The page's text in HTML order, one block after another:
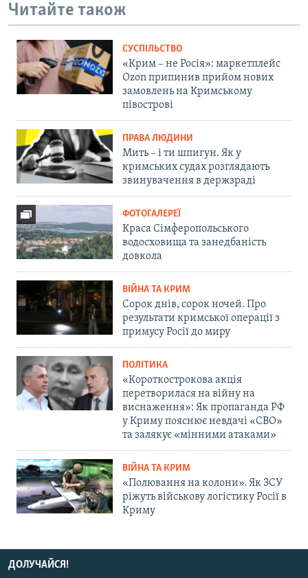
Читайте також
СУСПІЛЬСТВО
«Крим – не Росія»: маркетплейс
Ozon припинив прийом нових
замовлень на Кримському
півострові
ПРАВА ЛЮДИНИ
Мить – і ти шпигун. Як у
кримських судах розглядають
звинувачення в держзраді
ФОТОГАЛЕРЕЇ
Краса Сімферопольського
водосховища та занедбаність
довкола
ВІЙНА ТА КРИМ
Сорок днів, сорок ночей. Про
результати кримської операції з
примусу Росії до миру
ПОЛІТИКА
«Короткострокова акція
перетворилася на війну на
виснаження»: Як пропаганда РФ
у Криму пояснює невдачі «СВО»
та залякує «мінними атаками»
ВІЙНА ТА КРИМ
«Полювання на колони». Як ЗСУ
ріжуть військову логістику Росії в
Криму
ДОЛУЧАЙСЯ!